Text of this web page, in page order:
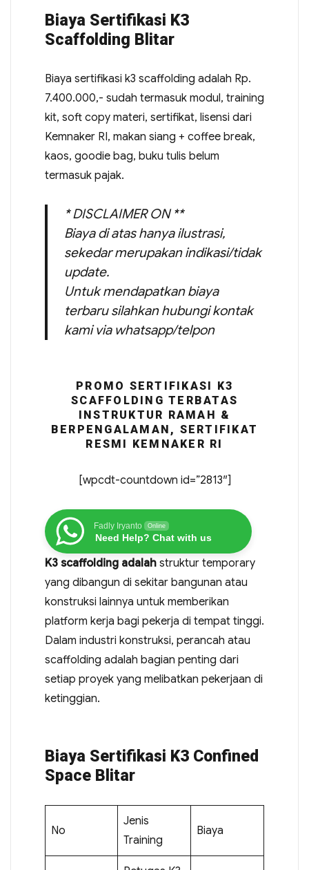
Biaya Sertifikasi K3
Scaffolding Blitar
Biaya sertifikasi k3 scaffolding adalah Rp.
7.400.000,- sudah termasuk modul, training
kit, soft copy materi, sertifikat, lisensi dari
Kemnaker RI, makan siang + coffee break,
kaos, goodie bag, buku tulis belum
termasuk pajak.
* DISCLAIMER ON **
Biaya di atas hanya ilustrasi,
sekedar merupakan indikasi/tidak
update.
Untuk mendapatkan biaya
terbaru silahkan hubungi kontak
kami via whatsapp/telpon
PROMO SERTIFIKASI K3
SCAFFOLDING TERBATAS
INSTRUKTUR RAMAH &
BERPENGALAMAN, SERTIFIKAT
RESMI KEMNAKER RI
[wpcdt-countdown id=”2813″]
Fadly Iryanto Online
Need Help? Chat with us
K3 scaffolding adalahstruktur temporary
yang dibangun di sekitar bangunan atau
konstruksi lainnya untuk memberikan
platform kerja bagi pekerja di tempat tinggi.
Dalam industri konstruksi, perancah atau
scaffolding adalah bagian penting dari
setiap proyek yang melibatkan pekerjaan di
ketinggian.
Biaya Sertifikasi K3 Confined
Space Blitar
No
Jenis
Training
Biaya